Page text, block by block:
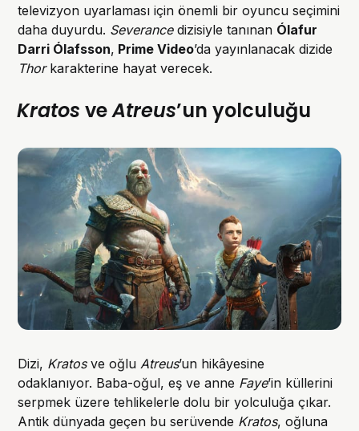
televizyon uyarlaması için önemli bir oyuncu seçimini
daha duyurdu. Severancedizisiyle tanınan Ólafur
Darri Ólafsson, Prime Video’da yayınlanacak dizide
Thorkarakterine hayat verecek.
Kratos veAtreus’un yolculuğu
Dizi, Kratosve oğlu Atreus’un hikâyesine
odaklanıyor. Baba-oğul, eş ve anne Faye’in küllerini
serpmek üzere tehlikelerle dolu bir yolculuğa çıkar.
Antik dünyada geçen bu serüvende Kratos, oğluna